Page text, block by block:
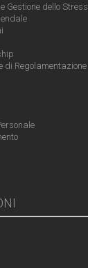
Gestione dello Stress
di Regolamentazione